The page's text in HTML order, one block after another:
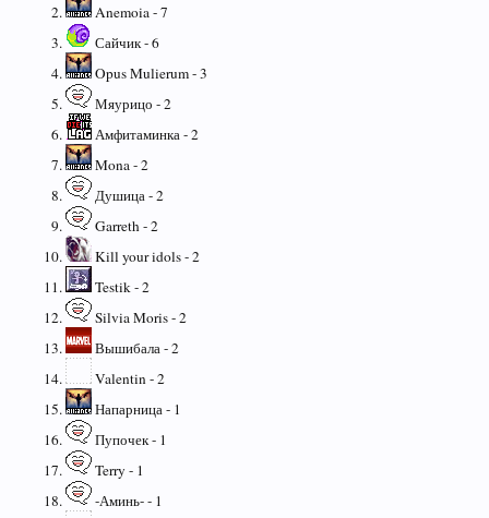
Anemoia - 7
Сайчик - 6
Opus Mulierum - 3
Мяурицо - 2
Амфитаминка - 2
Mona - 2
Душица - 2
Garreth - 2
Kill your idols - 2
Testik - 2
Silvia Moris - 2
Вышибала - 2
Valentin - 2
Напарница - 1
Пупочек - 1
Terry - 1
-Аминь- - 1